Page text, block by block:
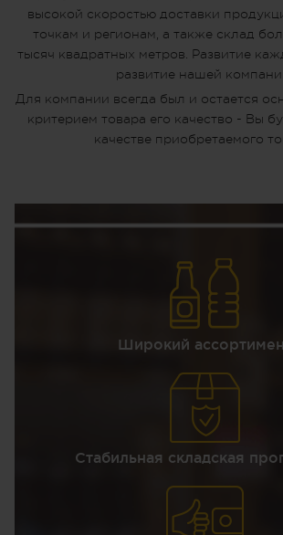
высокой скоростью доставки
точкам и регионам, а также склад
тысяч квадратных метров. Развитие
развитие нашей
Для компании всегда был и остается
критерием товара его качество - Вы
качестве приобретаемого
Широкий
Стабильная складская